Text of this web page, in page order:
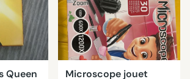
Queen
Microscope jouet